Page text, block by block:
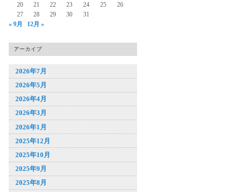
20
21 22 23 24 25
26
27
28 29 30
31
« 9月
12月 »
アーカイブ
2026年7月
2026年5月
2026年4月
2026年3月
2026年1月
2025年12月
2025年10月
2025年9月
2025年8月